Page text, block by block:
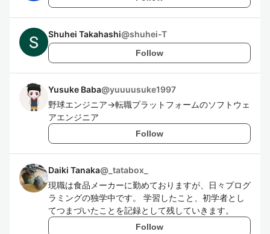
Shuhei Takahashi@shuhei-T
Follow
Yusuke Baba@yuuuusuke1997
野球エンジニア→転職プラットフォームのソフトウェ
アエンジニア
Follow
Daiki Tanaka@ _tatabox_
現職は食品メーカーに勤めておりますが、日々プログ
ラミングの独学中です。 学習したこと、初学者とし
てつまづいたことを記録として残していきます。
Follow